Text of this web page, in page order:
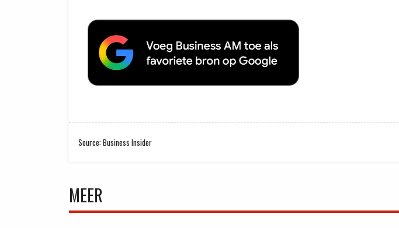
Source: Business Insider
MEER